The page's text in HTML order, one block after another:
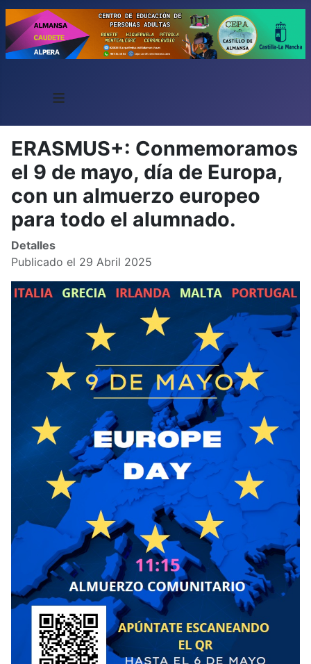
≡
ERASMUS+: Conmemoramos
el 9 de mayo, día de Europa,
con un almuerzo europeo
para todo el alumnado.
Detalles
Publicado el 29 Abril 2025